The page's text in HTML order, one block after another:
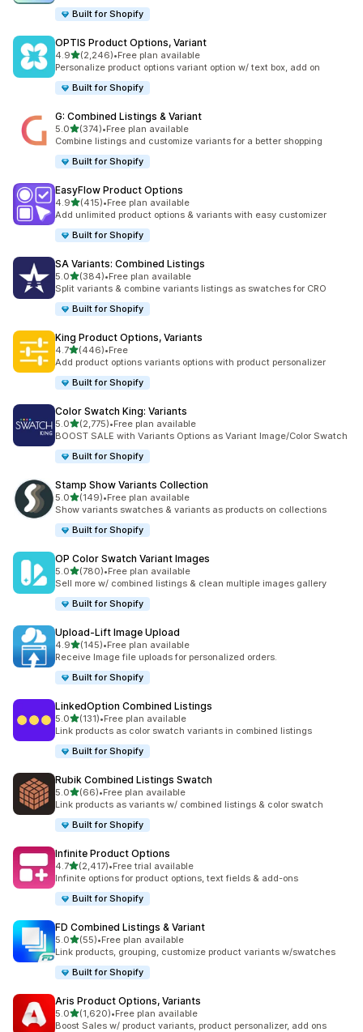
Built for Shopify
OPTIS Product Options, Variant
4.9เต็ม 5 ดาว
(2,246)
ทั้งหมด 2246 รีวิว
•Free plan available
Personalize product options variant option w/ text box, add on
Built for Shopify
G: Combined Listings & Variant
5.0เต็ม 5 ดาว
(374)
ทั้งหมด 374 รีวิว
•Free plan available
Combine listings and customize variants for a better shopping
Built for Shopify
EasyFlow Product Options
4.9เต็ม 5 ดาว
(415)
ทั้งหมด 415 รีวิว
•Free plan available
Add unlimited product options & variants with easy customizer
Built for Shopify
SA Variants: Combined Listings
5.0เต็ม 5 ดาว
(384)
ทั้งหมด 384 รีวิว
•Free plan available
Split variants & combine variants listings as swatches for CRO
Built for Shopify
King Product Options, Variants
4.7เต็ม 5 ดาว
(446)
ทั้งหมด 446 รีวิว
•Free
Add product options variants options with product personalizer
Built for Shopify
Color Swatch King: Variants
5.0เต็ม 5 ดาว
(2,775)
ทั้งหมด 2775 รีวิว
•Free plan available
BOOST SALE with Variants Options as Variant Image/Color Swatch
Built for Shopify
Stamp Show Variants Collection
5.0เต็ม 5 ดาว
(149)
ทั้งหมด 149 รีวิว
•Free plan available
Show variants swatches & variants as products on collections
Built for Shopify
OP Color Swatch Variant Images
5.0เต็ม 5 ดาว
(780)
ทั้งหมด 780 รีวิว
•Free plan available
Sell more w/ combined listings & clean multiple images gallery
Built for Shopify
Upload‑Lift Image Upload
4.9เต็ม 5 ดาว
(145)
ทั้งหมด 145 รีวิว
•Free plan available
Receive Image file uploads for personalized orders.
Built for Shopify
LinkedOption Combined Listings
5.0เต็ม 5 ดาว
(131)
ทั้งหมด 131 รีวิว
•Free plan available
Link products as color swatch variants in combined listings
Built for Shopify
Rubik Combined Listings Swatch
5.0เต็ม 5 ดาว
(66)
ทั้งหมด 66 รีวิว
•Free plan available
Link products as variants w/ combined listings & color swatch
Built for Shopify
Infinite Product Options
4.7เต็ม 5 ดาว
(2,417)
ทั้งหมด 2417 รีวิว
•Free trial available
Infinite options for product options, text fields & add-ons
Built for Shopify
FD Combined Listings & Variant
5.0เต็ม 5 ดาว
(55)
ทั้งหมด 55 รีวิว
•Free plan available
Link products, grouping, customize product variants w/swatches
Built for Shopify
Aris Product Options, Variants
5.0เต็ม 5 ดาว
(1,620)
ทั้งหมด 1620 รีวิว
•Free plan available
Boost Sales w/ product variants, product personalizer, add ons